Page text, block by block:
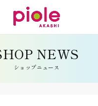
ショップニュース